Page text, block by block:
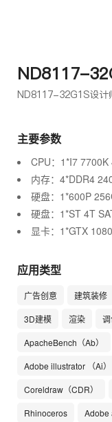
ND8117-
ND8117-32G1S设计
主要参数
CPU：1*I7 7700K
内存：4*DDR4
硬盘：1*600P
硬盘：1*ST 4T
显卡：1*GTX
应用类型
广告创意 建筑装修
3D建模
渲染
ApacheBench（Ab）
Adobe illustrator （Ai）
Coreldraw（CDR）
Rhinoceros
Adobe